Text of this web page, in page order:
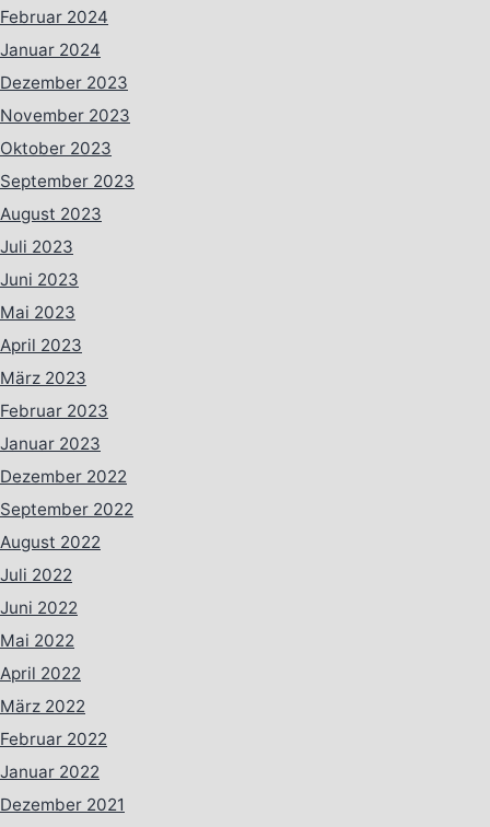
Februar 2024
Januar 2024
Dezember 2023
November 2023
Oktober 2023
September 2023
August 2023
Juli 2023
Juni 2023
Mai 2023
April 2023
März 2023
Februar 2023
Januar 2023
Dezember 2022
September 2022
August 2022
Juli 2022
Juni 2022
Mai 2022
April 2022
März 2022
Februar 2022
Januar 2022
Dezember 2021